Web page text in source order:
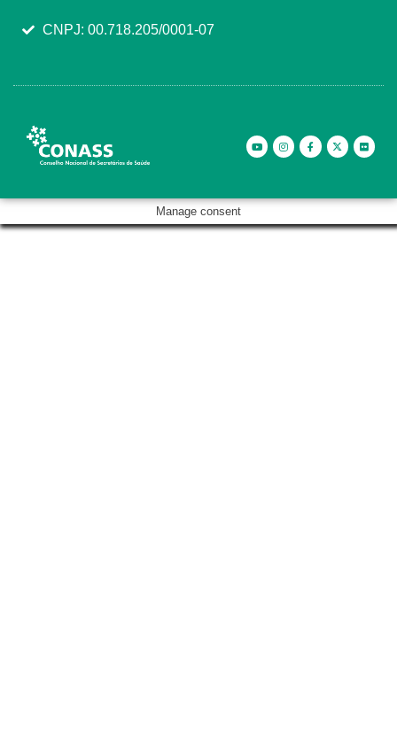
CNPJ: 00.718.205/0001-07
Manage consent